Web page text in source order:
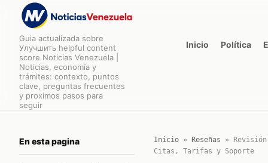
Guia actualizada sobre
Улучшить helpful content
score Noticias Venezuela |
Noticias, economía y
trámites: contexto, puntos
clave, preguntas frecuentes
y proximos pasos para
seguir
Inicio Política
En esta pagina Inicio» Reseñas »
Citas, Tarifas y Soporte